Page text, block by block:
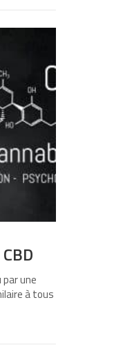
par une
à tous